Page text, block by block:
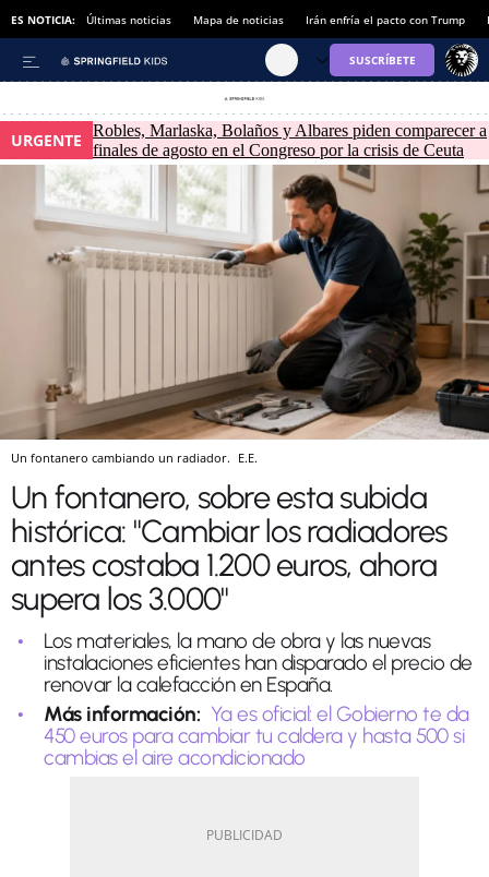
ES NOTICIA: Últimas noticias Mapa de noticias Irán enfría el pacto con Trump
URGENTE
Robles, Marlaska, Bolaños y Albares piden comparecer a
finales de agosto en el Congreso por la crisis de Ceuta
Un fontanero cambiando un radiador. E.E.
Un fontanero, sobre esta subida
histórica: "Cambiar los radiadores
antes costaba 1.200 euros, ahora
supera los 3.000"
Los materiales, la mano de obra y las nuevas
instalaciones eficientes han disparado el precio de
renovar la calefacción en España.
Más información: Ya es oficial: el Gobierno te da
450 euros para cambiar tu caldera y hasta 500 si
cambias el aire acondicionado